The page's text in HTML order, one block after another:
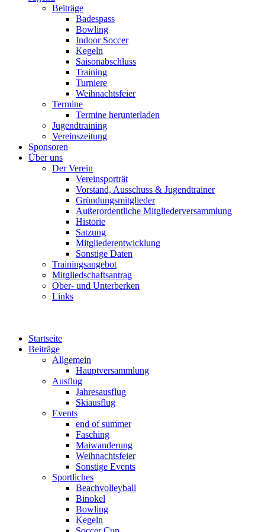
Beiträge
Badespass
Bowling
Indoor Soccer
Kegeln
Saisonabschluss
Training
Turniere
Weihnachtsfeier
Termine
Termine herunterladen
Jugendtraining
Vereinszeitung
Sponsoren
Über uns
Der Verein
Vereinsporträt
Vorstand, Ausschuss & Jugendtrainer
Gründungsmitglieder
Außerordentliche Mitgliederversammlung
Historie
Satzung
Mitgliederentwicklung
Sonstige Daten
Trainingsangebot
Mitgliedschaftsantrag
Ober- und Unterberken
Links
Startseite
Beiträge
Allgemein
Hauptversammlung
Ausflug
Jahresausflug
Skiausflug
Events
end of summer
Fasching
Maiwanderung
Weihnachtsfeier
Sonstige Events
Sportliches
Beachvolleyball
Binokel
Bowling
Kegeln